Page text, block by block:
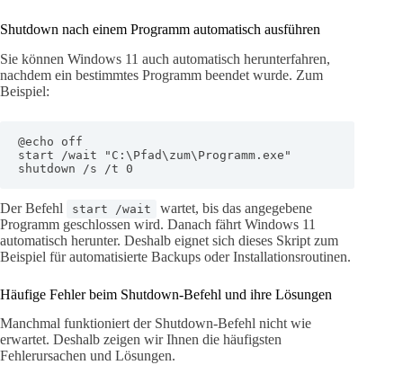
Shutdown nach einem Programm automatisch ausführen
Sie können Windows 11 auch automatisch herunterfahren,
nachdem ein bestimmtes Programm beendet wurde. Zum
Beispiel:
@echo off
start /wait "C:\Pfad\zum\Programm.exe"
shutdown /s /t 0
Der Befehl start /wait
wartet, bis das angegebene
Programm geschlossen wird. Danach fährt Windows 11
automatisch herunter. Deshalb eignet sich dieses Skript zum
Beispiel für automatisierte Backups oder Installationsroutinen.
Häufige Fehler beim Shutdown-Befehl und ihre Lösungen
Manchmal funktioniert der Shutdown-Befehl nicht wie
erwartet. Deshalb zeigen wir Ihnen die häufigsten
Fehlerursachen und Lösungen.